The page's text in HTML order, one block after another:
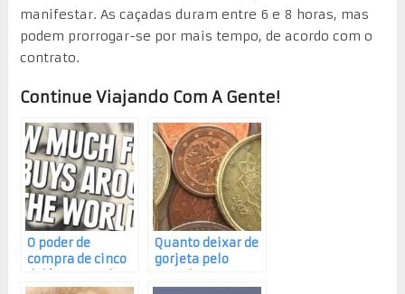
manifestar. As caçadas duram entre 6 e 8 horas, mas
podem prorrogar-se por mais tempo, de acordo com o
contrato.
Continue Viajando Com A Gente!
O poder de
compra de cinco
Quanto deixar de
gorjeta pelo